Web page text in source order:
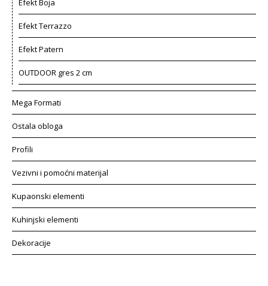
Efekt Boja
Efekt Terrazzo
Efekt Patern
OUTDOOR gres 2 cm
Mega Formati
Ostala obloga
Profili
Vezivni i pomoćni materijal
Kupaonski elementi
Kuhinjski elementi
Dekoracije